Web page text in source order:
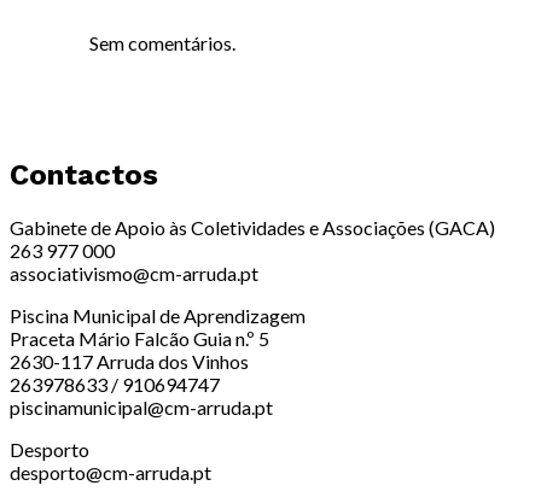
Sem comentários.
Contactos
Gabinete de Apoio às Coletividades e Associações (GACA)
263 977 000
associativismo@cm-arruda.pt
Piscina Municipal de Aprendizagem
Praceta Mário Falcão Guia n.º 5
2630-117 Arruda dos Vinhos
263978633 / 910694747
piscinamunicipal@cm-arruda.pt
Desporto
desporto@cm-arruda.pt